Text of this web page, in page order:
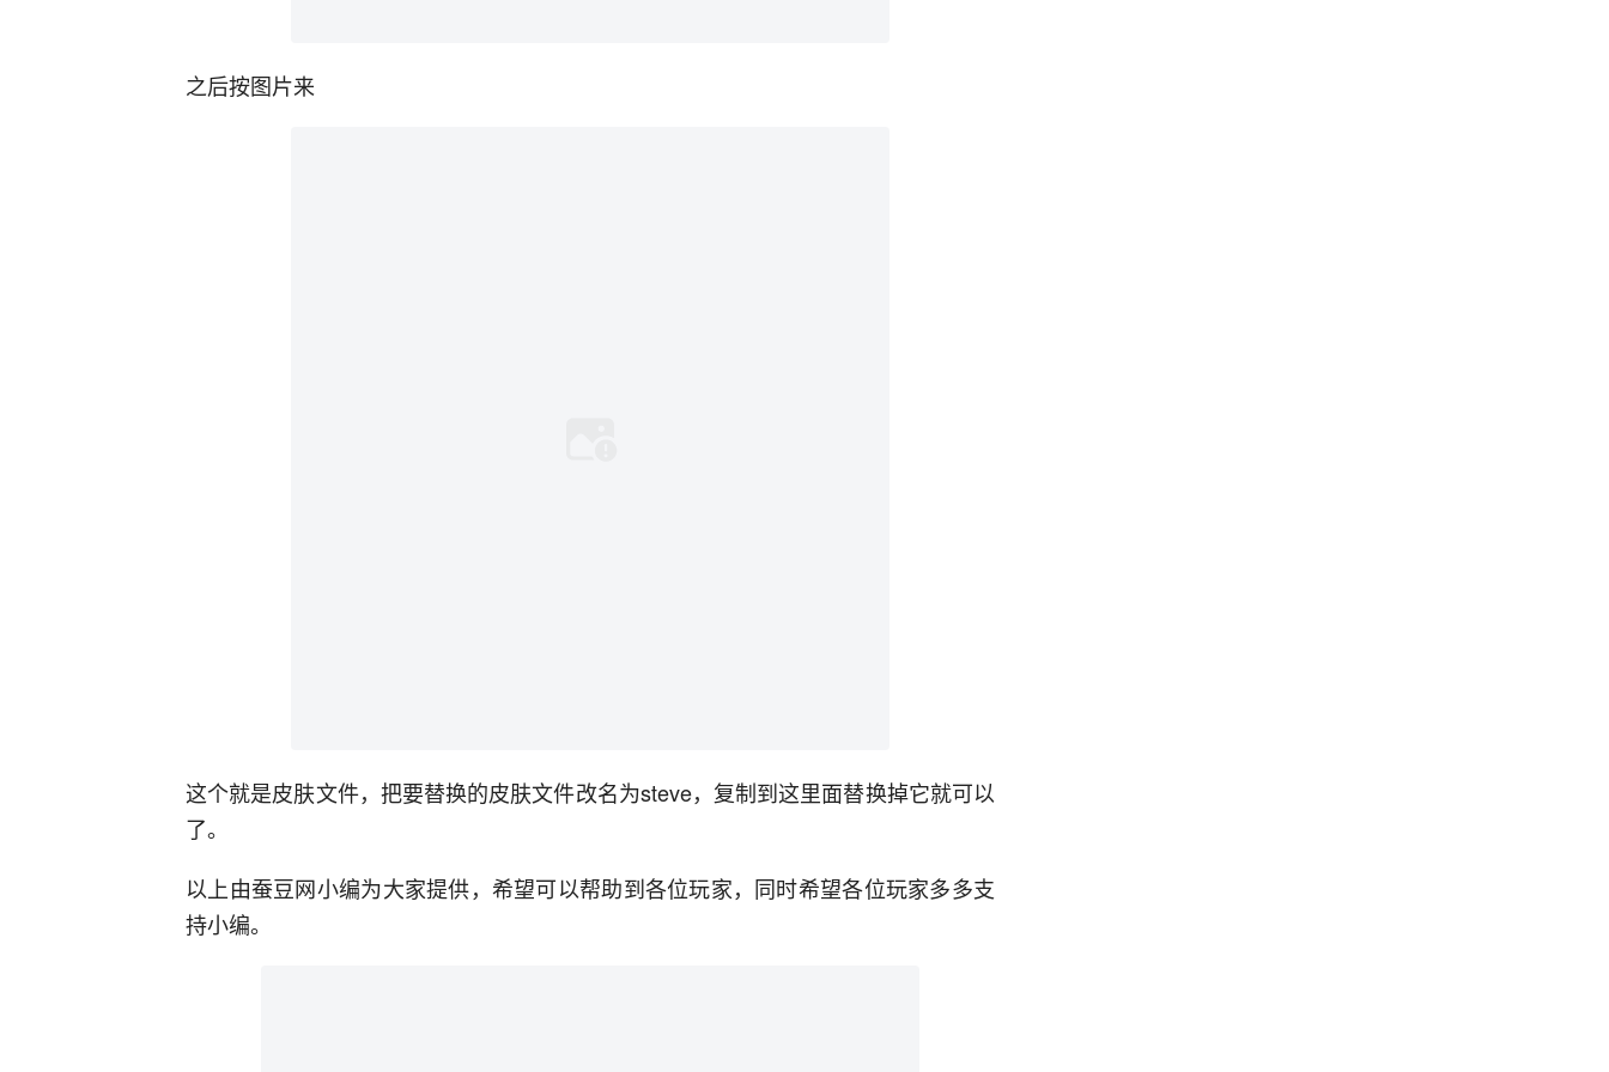
之后按图片来
这个就是皮肤文件，把要替换的皮肤文件改名为steve，复制到这里面替换掉它就可以
了。
以上由蚕豆网小编为大家提供，希望可以帮助到各位玩家，同时希望各位玩家多多支
持小编。